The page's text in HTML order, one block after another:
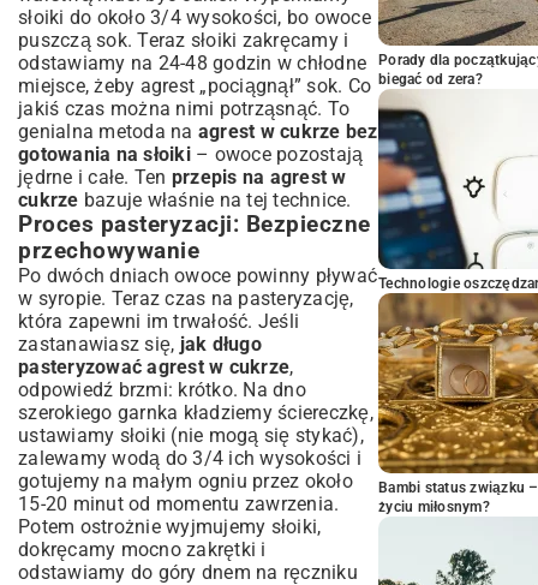
słoiki do około 3/4 wysokości, bo owoce
puszczą sok. Teraz słoiki zakręcamy i
odstawiamy na 24-48 godzin w chłodne
miejsce, żeby agrest „pociągnął” sok. Co
jakiś czas można nimi potrząsnąć. To
genialna metoda na agrest w cukrze bez
gotowania na słoiki– owoce pozostają
jędrne i całe. Ten przepis na agrest w
cukrze bazuje właśnie na tej technice.
Proces pasteryzacji: Bezpieczne
przechowywanie
Po dwóch dniach owoce powinny pływać
w syropie. Teraz czas na pasteryzację,
która zapewni im trwałość. Jeśli
zastanawiasz się, jak długo
pasteryzować agrest w cukrze,
odpowiedź brzmi: krótko. Na dno
szerokiego garnka kładziemy ściereczkę,
ustawiamy słoiki (nie mogą się stykać),
zalewamy wodą do 3/4 ich wysokości i
gotujemy na małym ogniu przez około
15-20 minut od momentu zawrzenia.
Potem ostrożnie wyjmujemy słoiki,
dokręcamy mocno zakrętki i
odstawiamy do góry dnem na ręczniku
Porady dla
biegać od zera?
Technologie
Bambi status związku
życiu miłosnym?